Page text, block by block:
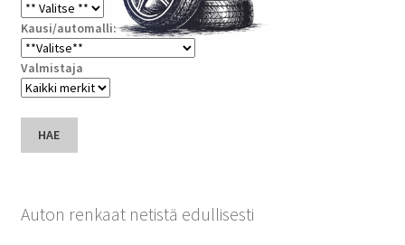
Kausi/automalli:
Valmistaja
HAE
Auton renkaat netistä edullisesti